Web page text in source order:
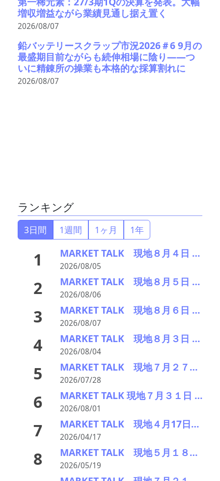
増収増益ながら業績見通し据え置く
2026/08/07
鉛バッテリースクラップ市況2026＃6 9月の
最盛期目前ながらも続伸相場に陰り――つ
いに精錬所の操業も本格的な採算割れに
2026/08/07
ランキング
3日間 1週間 1ヶ月 1年
1 MARKET TALK 現地８月４日 全面高、原油安・欧米の株高からCuは大幅続伸
2026/08/05
2 MARKET TALK 現地８月５日 Cu・AlはNYダウ続伸を受け小幅続伸、Niは下落
2026/08/06
3 MARKET TALK 現地８月６日 Cu・Niはダウ安・ドル高から下落、Alは小幅続伸
2026/08/07
4 MARKET TALK 現地８月３日 Cu・Alは中東情勢不安の後退で反発、Niは続落
2026/08/04
5 MARKET TALK 現地７月２７日 Cu・Alは中東情勢の緊張緩和期待で堅調、Niは反落
2026/07/28
6 MARKET TALK 現地７月３１日 Cu Al Niは軒並み小反落、中国PMIの50割れで
2026/08/01
7 MARKET TALK 現地４月17日 Cuは米株高を受けて続伸、Al・Niは大幅反落
2026/04/17
8 MARKET TALK 現地５月１８日 Zn除いて反発、NYダウの反発を受け買い優勢に
2026/05/19